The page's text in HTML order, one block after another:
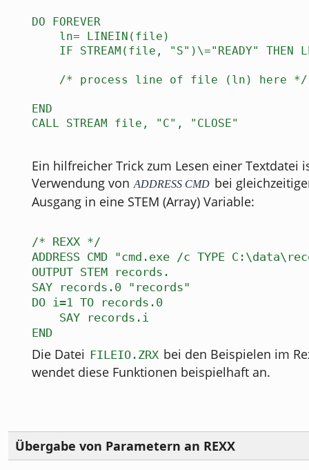
DO FOREVER
ln= LINEIN(file)
IF STREAM(file, "S")\="READY" THEN
/* process line of file (ln) here */
END
CALL STREAM file, "C", "CLOSE"
Ein hilfreicher Trick zum Lesen einer Textdatei
Verwendung von ADDRESS CMD bei
Ausgang in eine STEM (Array) Variable:
/* REXX */
ADDRESS CMD "cmd.exe /c TYPE
OUTPUT STEM records.
SAY records.0 "records"
DO i=1 TO records.0
SAY records.i
END
Die Datei FILEIO.ZRX bei den Beispielen im
wendet diese Funktionen beispielhaft an.
Übergabe von Parametern an REXX